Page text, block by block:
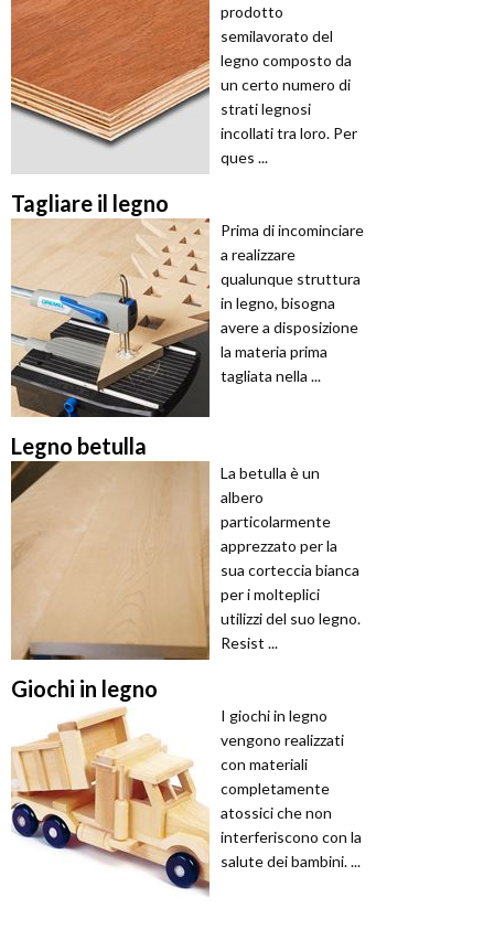
prodotto
semilavorato del
legno composto da
un certo numero di
strati legnosi
incollati tra loro. Per
ques ...
Tagliare il legno
Prima di incominciare
a realizzare
qualunque struttura
in legno, bisogna
avere a disposizione
la materia prima
tagliata nella ...
Legno betulla
La betulla è un
albero
particolarmente
apprezzato per la
sua corteccia bianca
per i molteplici
utilizzi del suo legno.
Resist ...
Giochi in legno
I giochi in legno
vengono realizzati
con materiali
completamente
atossici che non
interferiscono con la
salute dei bambini. ...